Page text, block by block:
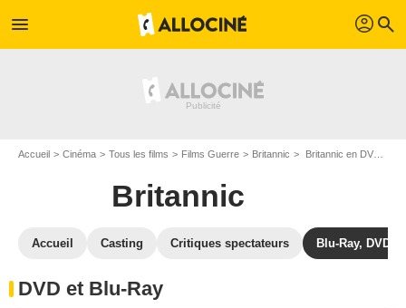
menu profil search
Accueil Cinéma Tous les films Films Guerre Britannic Britannic en DVD Blu Ray
Britannic
Accueil Casting Critiques spectateurs Blu-Ray, DVD
DVD et Blu-Ray